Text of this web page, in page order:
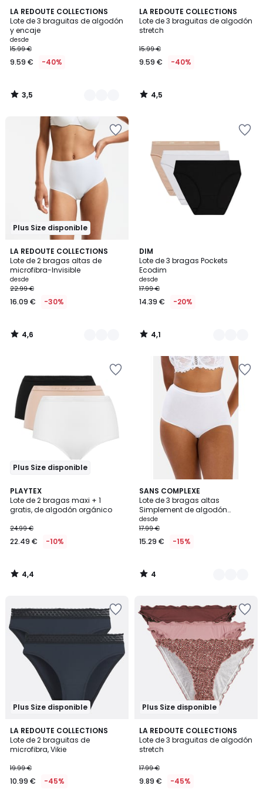
LA REDOUTE COLLECTIONS
Lote de 3 braguitas de algodón
y encaje
desde
15.99 €
9.59 € -40%
3,5
/ 5
3
Colores
3,5
/
LA REDOUTE COLLECTIONS
Lote de 3 braguitas de algodón
stretch
15.99 €
9.59 € -40%
4,5
/ 5
4,5
/
Plus Size disponible
LA REDOUTE COLLECTIONS
Lote de 2 bragas altas de
microfibra-Invisible
desde
22.99 €
16.09 € -30%
4,6
/ 5
3
Colores
4,6
/
DIM
Lote de 3 bragas Pockets
Ecodim
desde
17.99 €
14.39 € -20%
4,1
/ 5
5
Colores
4,1
/
Plus Size disponible
PLAYTEX
Lote de 2 bragas maxi + 1
gratis, de algodón orgánico
24.99 €
22.49 € -10%
4,4
/ 5
4,4
/
SANS COMPLEXE
Lote de 3 bragas altas
Simplement de algodón
orgánico
desde
17.99 €
15.29 € -15%
4
/
5
4
Colores
4
/
Plus Size disponible
LA REDOUTE COLLECTIONS
Lote de 2 braguitas de
microfibra, Vikie
19.99 €
10.99 € -45%
4,7
/ 5
3
Colores
Plus Size disponible
LA REDOUTE COLLECTIONS
Lote de 3 braguitas de algodón
stretch
17.99 €
9.89 € -45%
4,6
/ 5